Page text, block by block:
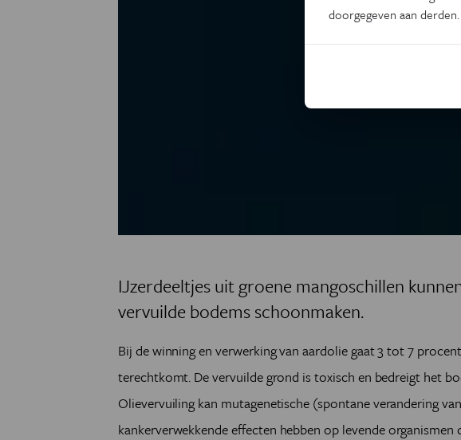
IJzerdeeltjes uit groene mangoschillen
vervuilde bodems schoonmaken.
Bij de winning en verwerking van aardolie gaat 3 tot 7
terechtkomt. De vervuilde grond is toxisch en bedreigt het
Olievervuiling kan mutagenetische (spontane verandering
kankerverwekkende effecten hebben op levende
doorgegeven aan derden.